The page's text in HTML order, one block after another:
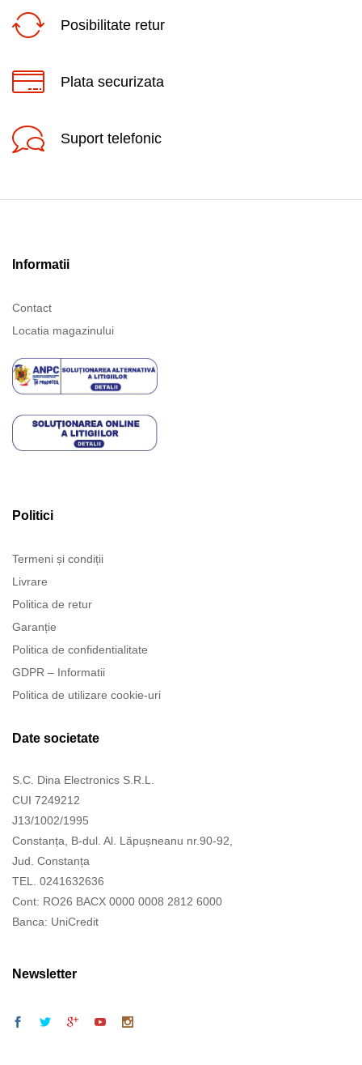
Posibilitate retur
Plata securizata
Suport telefonic
Informatii
Contact
Locatia magazinului
Politici
Termeni și condiții
Livrare
Politica de retur
Garanție
Politica de confidentialitate
GDPR – Informatii
Politica de utilizare cookie-uri
Date societate
S.C. Dina Electronics S.R.L.
CUI 7249212
J13/1002/1995
Constanța, B-dul. Al. Lăpușneanu nr.90-92,
Jud. Constanța
TEL. 0241632636
Cont: RO26 BACX 0000 0008 2812 6000
Banca: UniCredit
Newsletter